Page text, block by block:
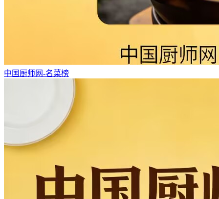
中国厨师网-名菜榜